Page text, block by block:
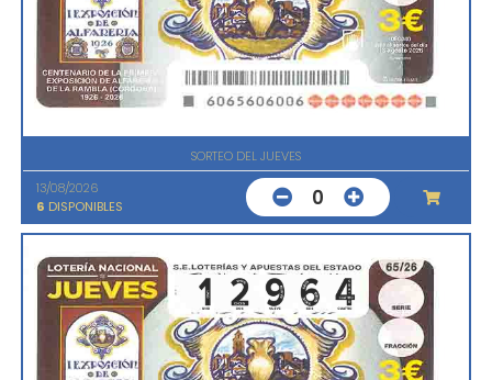
SORTEO DEL JUEVES
13/08/2026
6 DISPONIBLES 0